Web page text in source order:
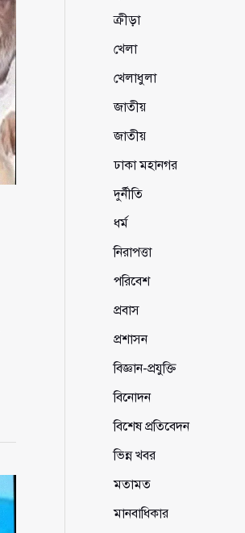
ক্রীড়া
খেলা
খেলাধুলা
জাতীয়
জাতীয়
ঢাকা মহানগর
দুর্নীতি
ধর্ম
নিরাপত্তা
পরিবেশ
প্রবাস
প্রশাসন
বিজ্ঞান-প্রযুক্তি
বিনোদন
বিশেষ প্রতিবেদন
ভিন্ন খবর
মতামত
মানবাধিকার